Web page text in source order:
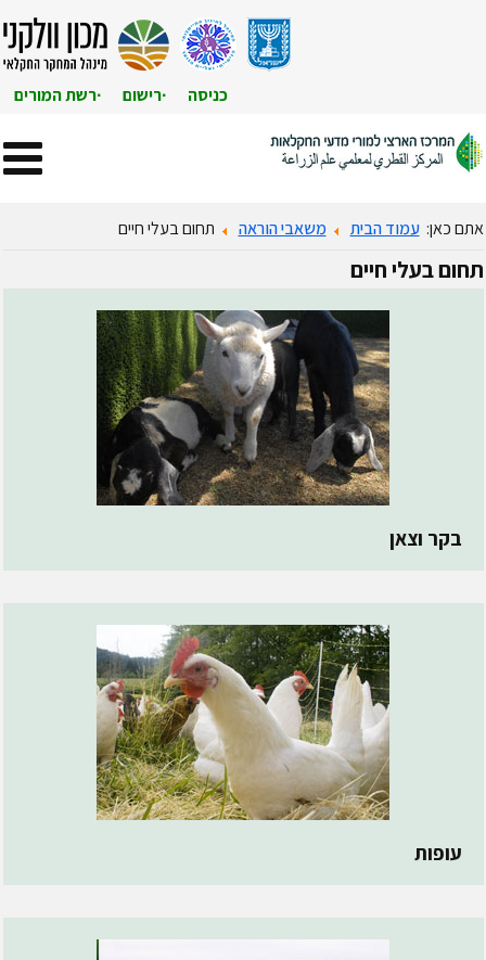
כניסה רישום רשת המורים
כאן:עמוד הבית משאבי הוראה תחום בעלי חיים
בעלי חיים
בקר וצאן
עופות